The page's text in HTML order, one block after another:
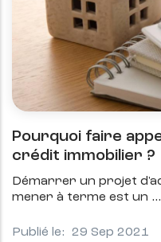
Pourquoi faire
crédit immobilier ?
Démarrer un projet
mener à terme est un
Publié le: 29 Sep 2021